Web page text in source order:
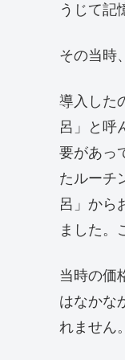
うじて記
その当時
導入した
呂」と呼
要があっ
たルーチ
呂」から
ました。
当時の価
はなかな
れません。